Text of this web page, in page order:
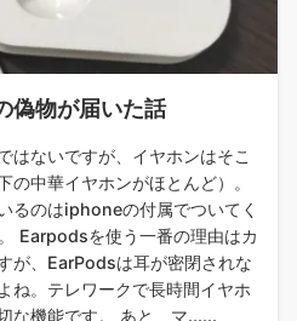
偽物が届いた話
はないですが、イヤホンはそこ
の中華イヤホンがほとんど）。
るのはiphoneの付属でついてく
Earpodsを使う一番の理由はカ
が、EarPodsは耳が密閉されな
ね。テレワークで長時間イヤホ
な機能です。 あと、マ......